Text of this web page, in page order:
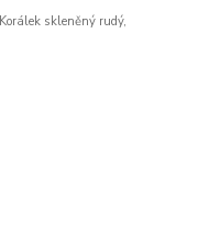
Korálek skleněný rudý,